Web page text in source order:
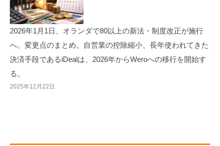
2026年1月1日、オランダで80以上の新法・制度改正が施行
へ。変更点のまとめ。自営業の控除縮小、長年使われてきた
決済手段であるiDealは、2026年からWeroへの移行を開始す
る。
2025年12月22日